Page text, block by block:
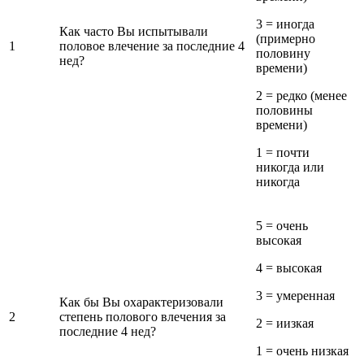
1
Как часто Вы испытывали
половое влечение за последние 4
нед?
3 = иногда
(примерно
половину
времени)
2 = редко (менее
половины
времени)
1 = почти
никогда или
никогда
2
Как бы Вы охарактеризовали
степень полового влечения за
последние 4 нед?
5 = очень
высокая
4 = высокая
3 = умеренная
2 = иизкая
1 = очень низкая